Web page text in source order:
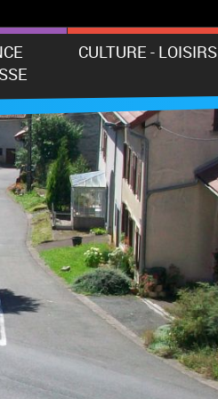
CULTURE - LOISIRS